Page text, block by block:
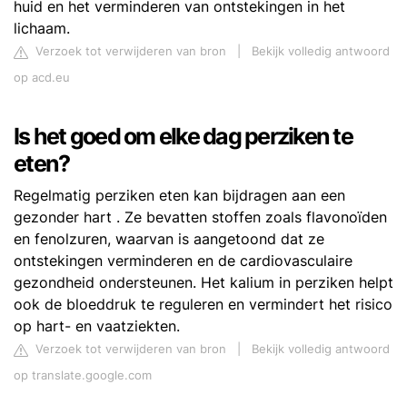
huid en het verminderen van ontstekingen in het
lichaam.
Verzoek tot verwijderen van bron
Bekijk volledig antwoord
op acd.eu
Is het goed om elke dag perziken te
eten?
Regelmatig perziken eten kan bijdragen aan een
gezonder hart . Ze bevatten stoffen zoals flavonoïden
en fenolzuren, waarvan is aangetoond dat ze
ontstekingen verminderen en de cardiovasculaire
gezondheid ondersteunen. Het kalium in perziken helpt
ook de bloeddruk te reguleren en vermindert het risico
op hart- en vaatziekten.
Verzoek tot verwijderen van bron
Bekijk volledig antwoord
op translate.google.com